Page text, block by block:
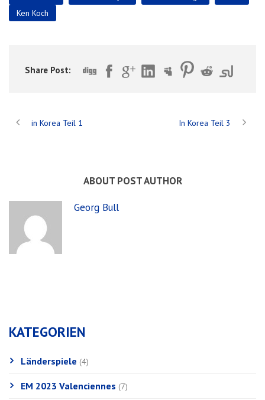
Ken Koch
Share Post:
in Korea Teil 1 In Korea Teil 3
ABOUT POST AUTHOR
Georg Bull
KATEGORIEN
Länderspiele (4)
EM 2023 Valenciennes (7)